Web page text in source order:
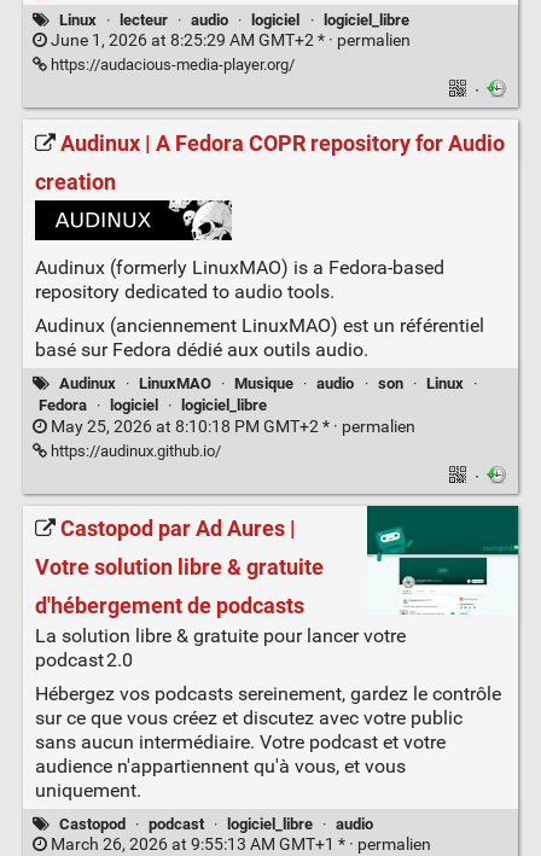
Linux · lecteur · audio · logiciel · logiciel_libre
June 1, 2026 at 8:25:29 AM GMT+2 * · permalien
https://audacious-media-player.org/
·
Audinux | A Fedora COPR repository for Audio
creation
Audinux (formerly LinuxMAO) is a Fedora-based
repository dedicated to audio tools.
Audinux (anciennement LinuxMAO) est un référentiel
basé sur Fedora dédié aux outils audio.
Audinux · LinuxMAO · Musique · audio · son · Linux
·
Fedora
· logiciel · logiciel_libre
May 25, 2026 at 8:10:18 PM GMT+2 * · permalien
https://audinux.github.io/
·
Castopod par Ad Aures |
Votre solution libre & gratuite
d'hébergement de podcasts
La solution libre & gratuite pour lancer votre
podcast 2.0
Hébergez vos podcasts sereinement, gardez le contrôle
sur ce que vous créez et discutez avec votre public
sans aucun intermédiaire. Votre podcast et votre
audience n'appartiennent qu'à vous, et vous
uniquement.
Castopod · podcast · logiciel_libre · audio
March 26, 2026 at 9:55:13 AM GMT+1 * · permalien